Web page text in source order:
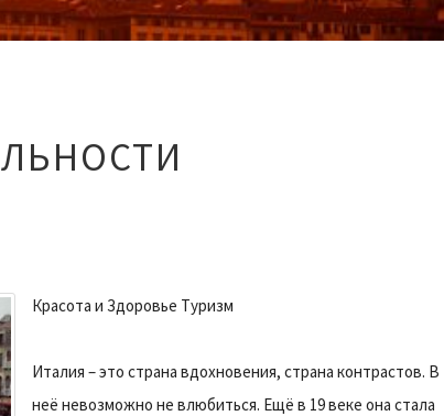
Красота и Здоровье Туризм
Италия – это страна вдохновения, страна контрастов. В
неё невозможно не влюбиться. Ещё в 19 веке она стала